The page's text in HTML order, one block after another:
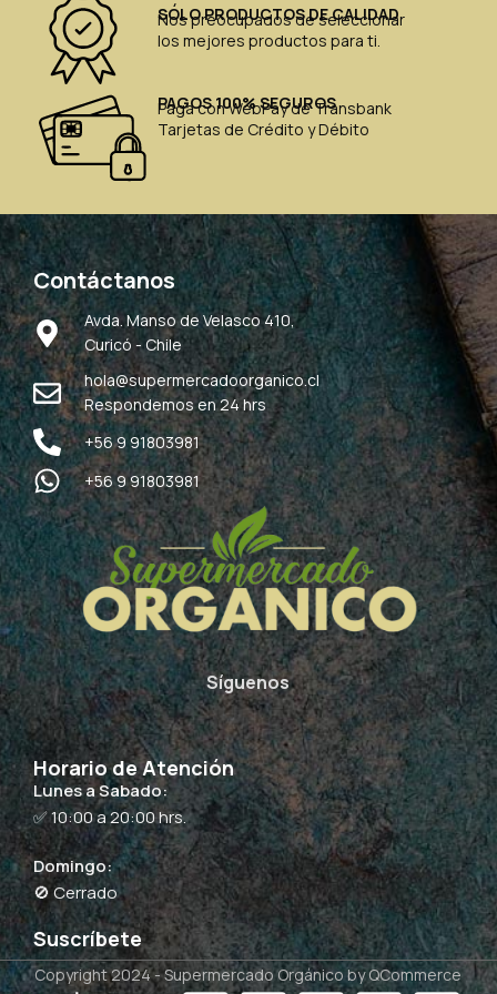
SÓLO PRODUCTOS DE CALIDAD
Nos preocupados de seleccionar
los mejores productos para ti.
PAGOS 100% SEGUROS
Paga con WebPay de Transbank
Tarjetas de Crédito y Débito
Contáctanos
Avda. Manso de Velasco 410,
Curicó - Chile
hola@supermercadoorganico.cl
Respondemos en 24 hrs
+56 9 91803981
+56 9 91803981
Síguenos
Horario de Atención
Lunes a Sabado:
✅ 10:00 a 20:00 hrs.
Domingo:
🚫 Cerrado
Suscríbete
Copyright 2024 -Supermercado Orgánico by QCommerce